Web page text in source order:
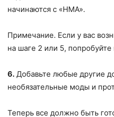
начинаются с «HMA».
Примечание. Если у вас
на шаге 2 или 5, попробуйте
6. Добавьте любые другие
необязательные моды и
Теперь все должно быть